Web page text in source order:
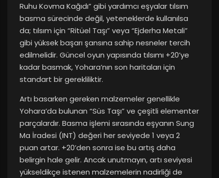
Ruhu Kovma Kağıdı” gibi yardımcı eşyalar tılsım
basma sürecinde değil, yeteneklerde kullanılsa
da; tılsım için “Ritüel Taşı” veya “Ejderha Metali”
gibi yüksek başarı şansına sahip nesneler tercih
edilmelidir. Güncel oyun yapısında tılsımı +20’ye
kadar basmak, Yohara’nın son haritaları için
standart bir gerekliliktir.
Artı basarken gereken malzemeler genellikle
Yohara’da bulunan “Süs Taşı” ve çeşitli elementer
parçalardır. Basma işlemi sırasında eşyanın Sung
Ma İradesi (INT) değeri her seviyede 1 veya 2
puan artar. +20’den sonra ise bu artış daha
belirgin hale gelir. Ancak unutmayın, artı seviyesi
yükseldikçe istenen malzemelerin nadirliği de